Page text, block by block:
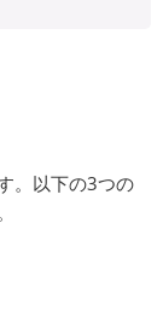
。以下の3つの